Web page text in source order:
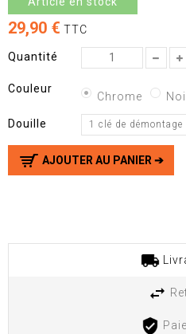
29,90 € TTC
Quantité
Couleur
Chrome
Douille 1 clé de démontage
AJOUTER AU PANIER ➔